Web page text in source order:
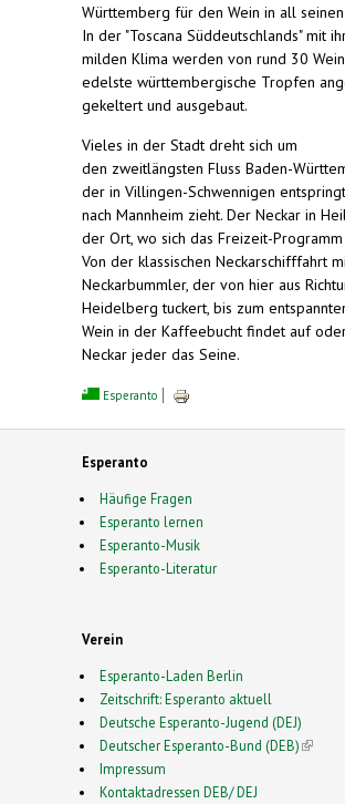
Württemberg für den Wein in all seinen
In der "Toscana Süddeutschlands" mit
milden Klima werden von rund 30
edelste württembergische Tropfen
gekeltert und ausgebaut.
Vieles in der Stadt dreht sich um
den zweitlängsten Fluss Baden-
der in Villingen-Schwennigen
nach Mannheim zieht. Der Neckar in
der Ort, wo sich das Freizeit-
Von der klassischen Neckarschifffahrt
Neckarbummler, der von hier aus
Heidelberg tuckert, bis zum
Wein in der Kaffeebucht findet auf
Neckar jeder das Seine.
Esperanto
Esperanto
Häufige Fragen
Esperanto lernen
Esperanto-Musik
Esperanto-Literatur
Verein
Esperanto-Laden Berlin
Zeitschrift: Esperanto aktuell
Deutsche Esperanto-Jugend (DEJ)
Deutscher Esperanto-Bund (DEB)(link is
Impressum
Kontaktadressen DEB/ DEJ